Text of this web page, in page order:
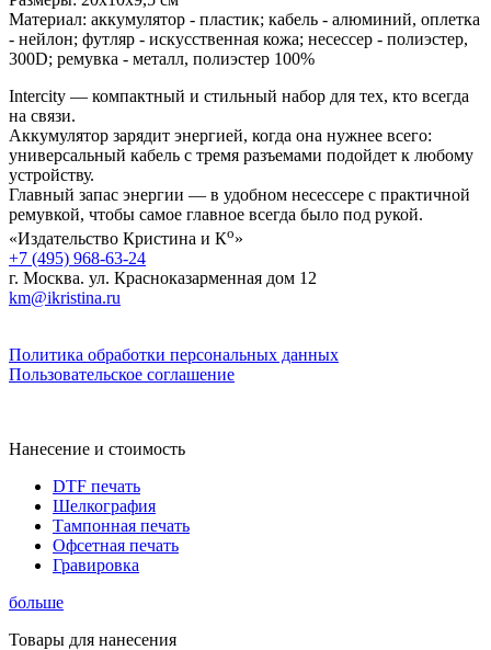
Материал: аккумулятор - пластик; кабель - алюминий, оплетка
- нейлон; футляр - искусственная кожа; несессер - полиэстер,
300D; ремувка - металл, полиэстер 100%
Intercity — компактный и стильный набор для тех, кто всегда
на связи.
Аккумулятор зарядит энергией, когда она нужнее всего:
универсальный кабель с тремя разъемами подойдет к любому
устройству.
Главный запас энергии — в удобном несессере с практичной
ремувкой, чтобы самое главное всегда было под рукой.
«Издательство Кристина и Ко»
+7 (495) 968-63-24
г. Москва. ул. Красноказарменная дом 12
km@ikristina.ru
Политика обработки персональных данных
Пользовательское соглашение
Нанесение и стоимость
DTF печать
Шелкография
Тампонная печать
Офсетная печать
Гравировка
больше
Товары для нанесения